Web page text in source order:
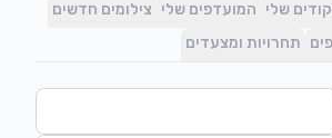
שלי המועדפים שלי צילומים חדשים
תחרויות ומצעדים